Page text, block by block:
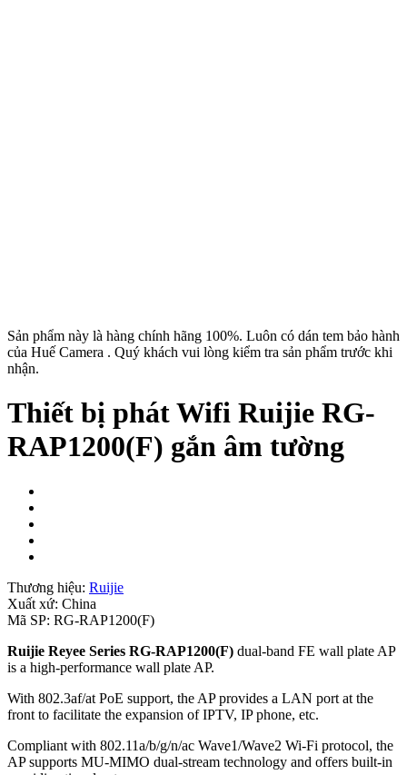
Sản phẩm này là hàng chính hãng 100%. Luôn có dán tem bảo hành
của Huế Camera . Quý khách vui lòng kiểm tra sản phẩm trước khi
nhận.
Thiết bị phát Wifi Ruijie RG-
RAP1200(F) gắn âm tường
Thương hiệu: Ruijie
Xuất xứ: China
Mã SP: RG-RAP1200(F)
Ruijie Reyee Series RG-RAP1200(F) dual-band FE wall plate AP
is a high-performance wall plate AP.
With 802.3af/at PoE support, the AP provides a LAN port at the
front to facilitate the expansion of IPTV, IP phone, etc.
Compliant with 802.11a/b/g/n/ac Wave1/Wave2 Wi-Fi protocol, the
AP supports MU-MIMO dual-stream technology and offers built-in